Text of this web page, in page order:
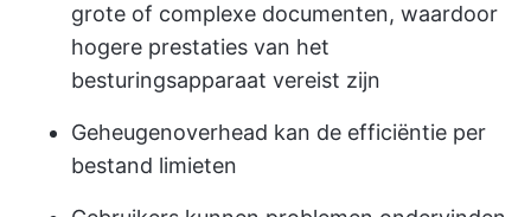
grote of complexe documenten, waardoor
hogere prestaties van het
besturingsapparaat vereist zijn
Geheugenoverhead kan de efficiëntie per
bestand limieten